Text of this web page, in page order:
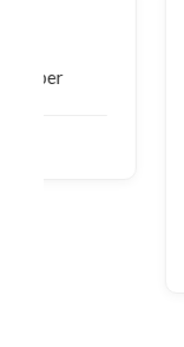
Bestelling
product!
bestelling al
oog merkt
op deel 2 en
MC